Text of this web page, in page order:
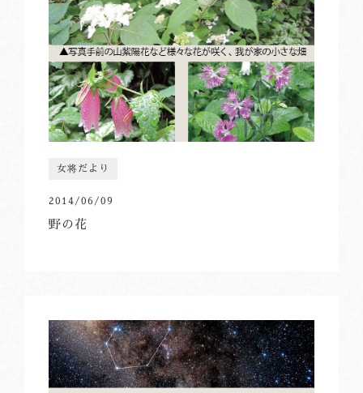
女将だより
2014/06/09
野の花